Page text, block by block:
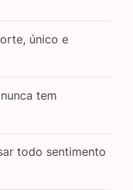
único e
tem
todo sentimento